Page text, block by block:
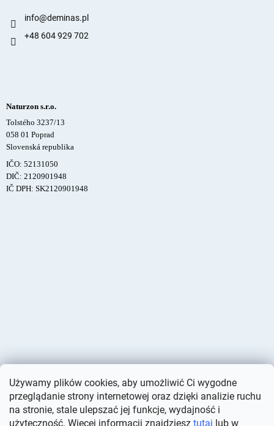
Używamy plików cookies, aby umożliwić Ci wygodne
przeglądanie strony internetowej oraz dzięki analizie ruchu
na stronie, stale ulepszać jej funkcje, wydajność i
użyteczność. Więcej informacji znajdziesz tutaj lub w
info@deminas.pl
+48 604 929 702
Naturzon s.r.o.
Tolstého 3237/13
058 01 Poprad
Slovenská republika
IČO: 52131050
DIČ: 2120901948
IČ DPH: SK2120901948